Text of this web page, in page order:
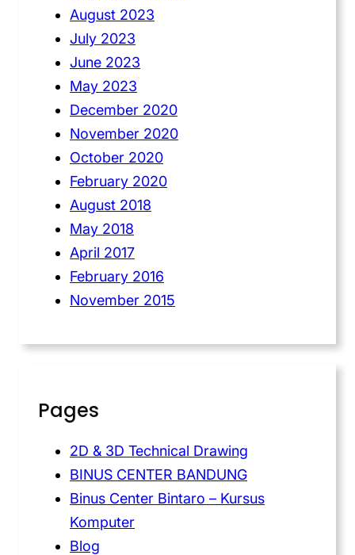
August 2023
July 2023
June 2023
May 2023
December 2020
November 2020
October 2020
February 2020
August 2018
May 2018
April 2017
February 2016
November 2015
Pages
2D & 3D Technical Drawing
BINUS CENTER BANDUNG
Binus Center Bintaro – Kursus
Komputer
Blog